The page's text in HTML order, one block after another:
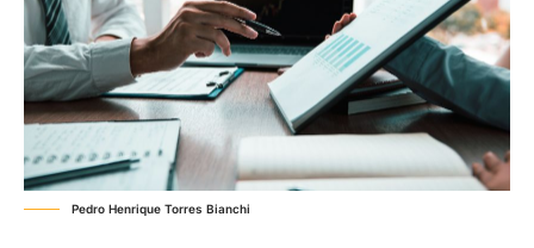
Pedro Henrique Torres Bianchi